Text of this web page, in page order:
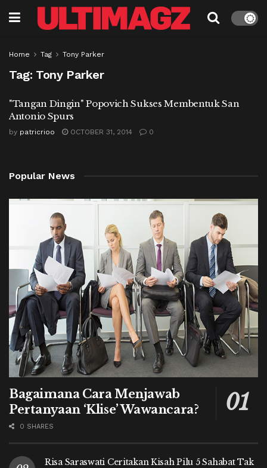
Home Tag Tony Parker
Tag: Tony Parker
"Tangan Dingin" Popovich Sukses Membentuk San
Antonio Spurs
by patricrioo OCTOBER 31, 2014 0
Popular News
Bagaimana Cara Menjawab
Pertanyaan ‘Klise’ Wawancara?
0 SHARES
Risa Saraswati Ceritakan Kisah Pilu 5 Sahabat Tak